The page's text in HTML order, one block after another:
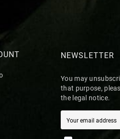
NEWSLETTER
You may
that purpose,
the legal notice.